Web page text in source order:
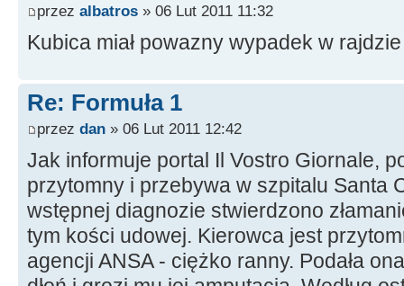
przez albatros » 06 Lut 2011 11:32
Kubica miał powazny wypadek w
Re: Formuła 1
przez dan » 06 Lut 2011 12:42
Jak informuje portal Il Vostro Giornale,
przytomny i przebywa w szpitalu Santa
wstępnej diagnozie stwierdzono
tym kości udowej. Kierowca jest
agencji ANSA - ciężko ranny. Podała